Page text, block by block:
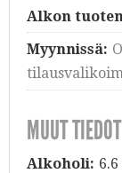
Alkon
Myynnissä:
MUUT TIEDOT
Alkoholi: